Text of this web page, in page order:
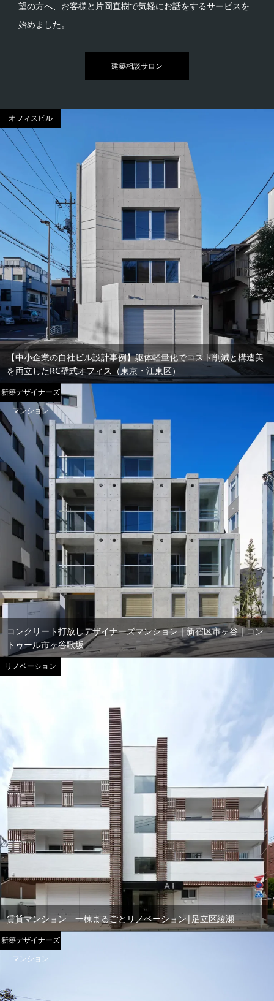
望の方へ、お客様と片岡直樹で気軽にお話をするサービスを
始めました。
建築相談サロン
【中小企業の自社ビル設計事例】躯体軽量化でコスト削減と構造美
を両立したRC壁式オフィス（東京・江東区）
オフィスビル
コンクリート打放しデザイナーズマンション｜新宿区市ヶ谷｜コン
トゥール市ヶ谷歌坂
新築デザイナーズ
マンション
賃貸マンション 一棟まるごとリノベーション|足立区綾瀬
リノベーション
新築デザイナーズ
マンション